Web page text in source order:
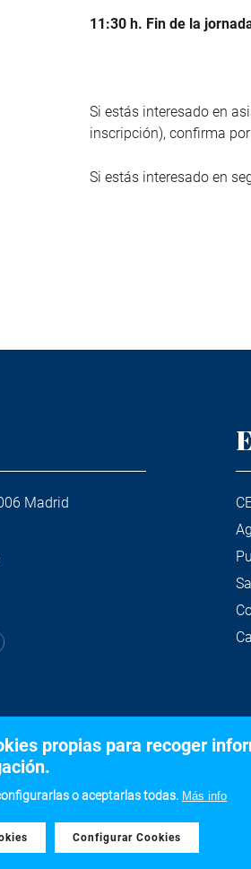
11:30 h. Fin de la
Si estás interesado en
inscripción), confirma
Si estás interesado en
Madrid
Aviso
propias para recoger
o aceptarlas todas. Más info